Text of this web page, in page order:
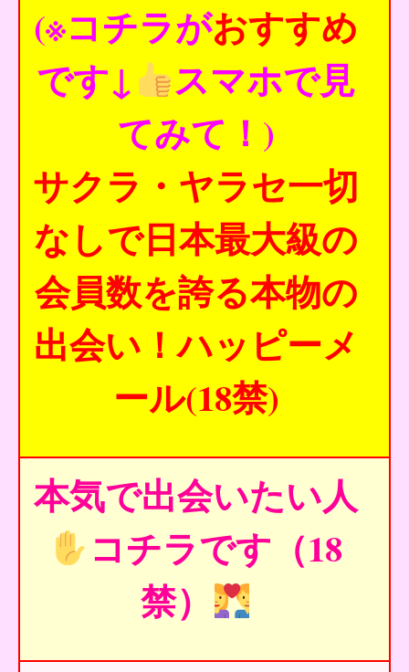
(※コチラがおすすめ
です↓
スマホで見
てみて！)
サクラ・ヤラセ一切
なしで日本最大級の
会員数を誇る本物の
出会い！ハッピーメ
ール(18禁)
本気で出会いたい人
コチラです（18
禁）